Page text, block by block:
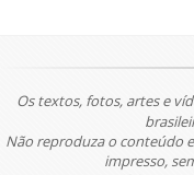
Os textos, fotos, artes e
Não reproduza o conteúdo
impresso,